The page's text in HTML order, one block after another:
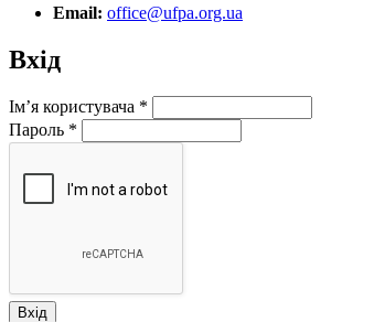
Email: office@ufpa.org.ua
Вхід
Ім’я користувача *
Пароль *